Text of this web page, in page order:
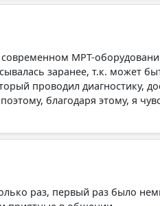
МРТ-
заранее, т.к. может
проводил диагностику,
благодаря этому, я
раз, первый раз было